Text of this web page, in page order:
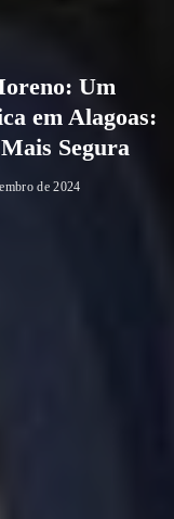
Um
em Alagoas:
Segura
de 2024